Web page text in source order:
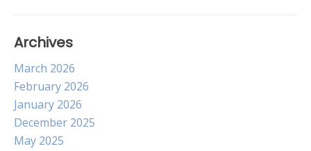
Archives
March 2026
February 2026
January 2026
December 2025
May 2025